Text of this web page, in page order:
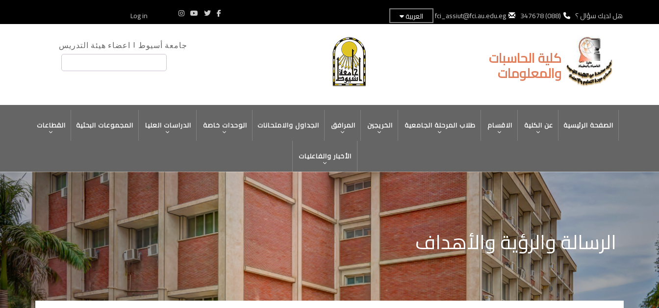
المحتوى
هل لديك سؤال ؟ (088) 347678
fci_assiut@fci.au.edu.eg العربية Log in
كلية الحاسبات
والمعلومات
جامعة أسيوط اعضاء هيئة التدريس
بحث
NAVIGATION
الصفحة الرئيسية عن الكلية الاقسام طلاب المرحلة الجامعية الخريجين المرافق الجداول والامتحانات الوحدات خاصة الدراسات العليا المجموعات البحثية القطاعات
الأخبار والفاعليات
الرسالة والرؤية والأهداف